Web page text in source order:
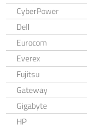
CyberPower
Dell
Eurocom
Everex
Fujitsu
Gateway
Gigabyte
HP